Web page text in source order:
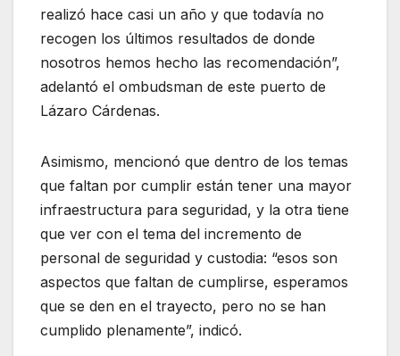
realizó hace casi un año y que todavía no
recogen los últimos resultados de donde
nosotros hemos hecho las recomendación”,
adelantó el ombudsman de este puerto de
Lázaro Cárdenas.
Asimismo, mencionó que dentro de los temas
que faltan por cumplir están tener una mayor
infraestructura para seguridad, y la otra tiene
que ver con el tema del incremento de
personal de seguridad y custodia: “esos son
aspectos que faltan de cumplirse, esperamos
que se den en el trayecto, pero no se han
cumplido plenamente”, indicó.